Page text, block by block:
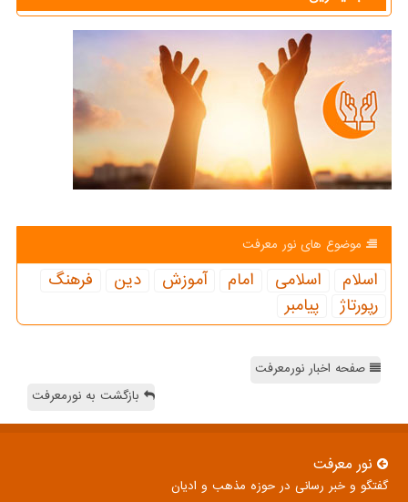
موضوع های نور معرفت
اسلام اسلامی امام آموزش دین
فرهنگ
رپورتاژ
پیامبر
صفحه اخبار نورمعرفت
بازگشت به نورمعرفت
نور معرفت
گفتگو و خبر رسانی در حوزه مذهب و ادیان